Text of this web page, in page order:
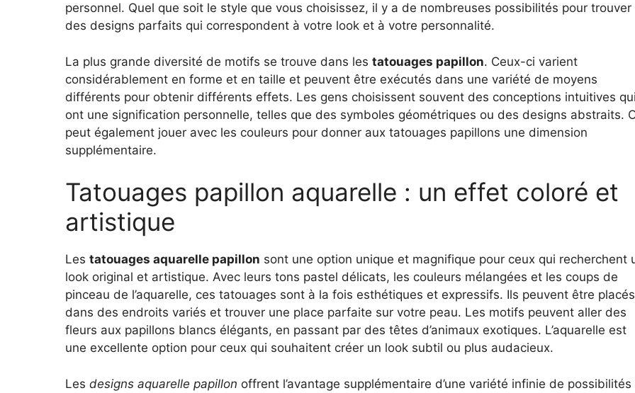
personnel. Quel que soit le style que vous choisissez, il y a de nombreuses possibilités pour trouver
des designs parfaits qui correspondent à votre look et à votre personnalité.
La plus grande diversité de motifs se trouve dans les tatouages papillon. Ceux-ci varient
considérablement en forme et en taille et peuvent être exécutés dans une variété de moyens
différents pour obtenir différents effets. Les gens choisissent souvent des conceptions intuitives
ont une signification personnelle, telles que des symboles géométriques ou des designs abstraits.
peut également jouer avec les couleurs pour donner aux tatouages papillons une dimension
supplémentaire.
Tatouages papillon aquarelle : un effet coloré et
artistique
Les tatouages aquarelle papillon sont une option unique et magnifique pour ceux qui recherchent
look original et artistique. Avec leurs tons pastel délicats, les couleurs mélangées et les coups de
pinceau de l’aquarelle, ces tatouages sont à la fois esthétiques et expressifs. Ils peuvent être placés
dans des endroits variés et trouver une place parfaite sur votre peau. Les motifs peuvent aller des
fleurs aux papillons blancs élégants, en passant par des têtes d’animaux exotiques. L’aquarelle est
une excellente option pour ceux qui souhaitent créer un look subtil ou plus audacieux.
Les designs aquarelle papillon offrent l’avantage supplémentaire d’une variété infinie de possibilités